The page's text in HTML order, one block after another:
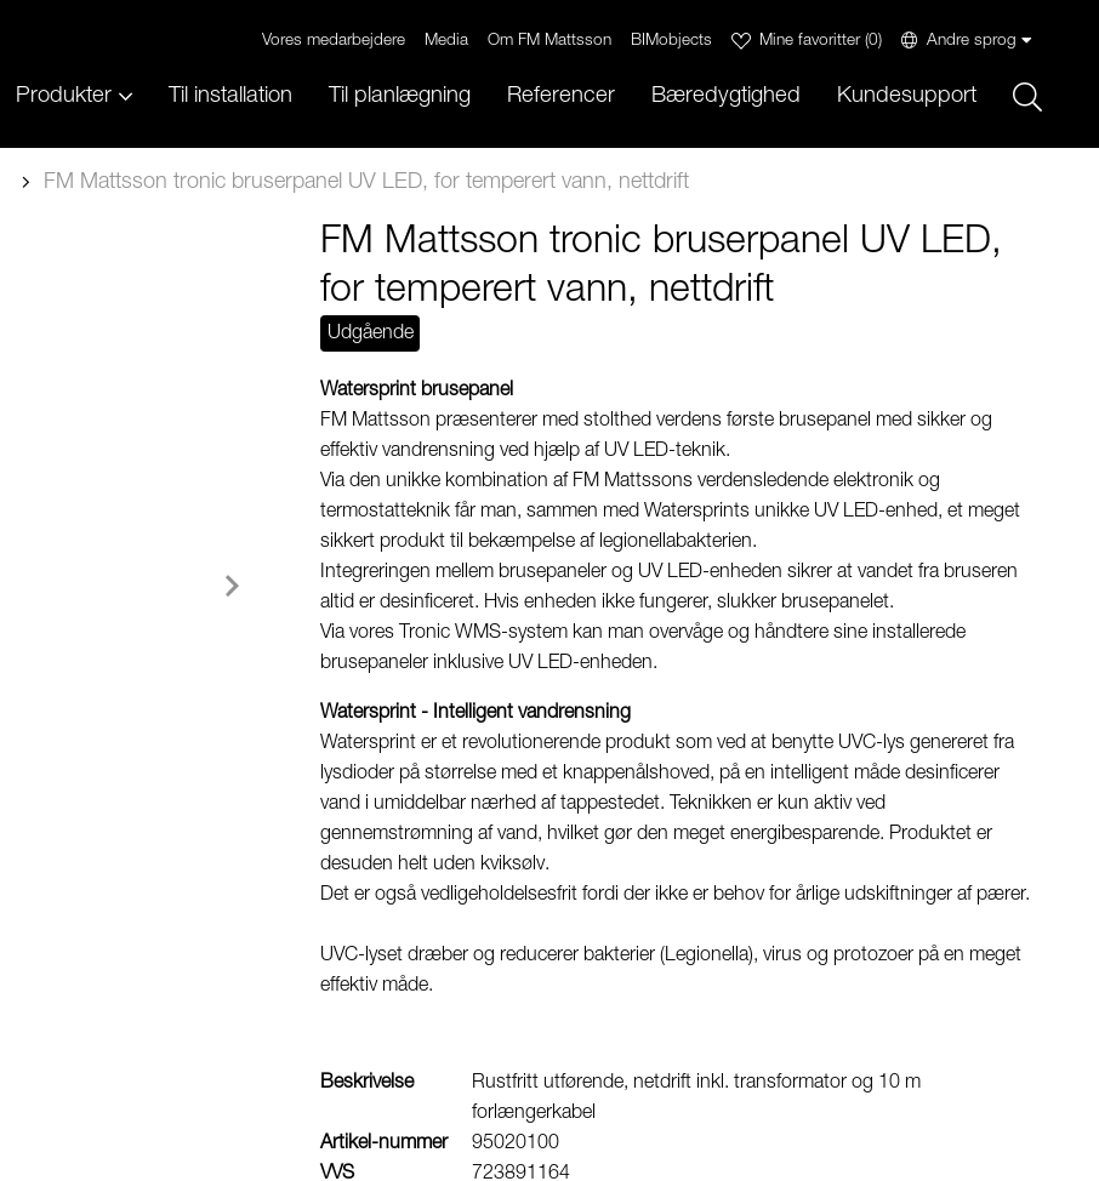
Vores medarbejdere Media Om FM Mattsson BIMobjects Mine favoritter(0) Andre sprog
Produkter Til installation Til planlægning Referencer Bæredygtighed Kundesupport
FM Mattsson tronic bruserpanel UV LED, for temperert vann, nettdrift
FM Mattsson tronic bruserpanel UV LED,
for temperert vann, nettdrift
Udgående
Watersprint brusepanel
FM Mattsson præsenterer med stolthed verdens første brusepanel med sikker og
effektiv vandrensning ved hjælp af UV LED-teknik.
Via den unikke kombination af FM Mattssons verdensledende elektronik og
termostatteknik får man, sammen med Watersprints unikke UV LED-enhed, et meget
sikkert produkt til bekæmpelse af legionellabakterien.
Integreringen mellem brusepaneler og UV LED-enheden sikrer at vandet fra bruseren
altid er desinficeret. Hvis enheden ikke fungerer, slukker brusepanelet.
Via vores Tronic WMS-system kan man overvåge og håndtere sine installerede
brusepaneler inklusive UV LED-enheden.
Watersprint - Intelligent vandrensning
Watersprint er et revolutionerende produkt som ved at benytte UVC-lys genereret fra
lysdioder på størrelse med et knappenålshoved, på en intelligent måde desinficerer
vand i umiddelbar nærhed af tappestedet. Teknikken er kun aktiv ved
gennemstrømning af vand, hvilket gør den meget energibesparende. Produktet er
desuden helt uden kviksølv.
Det er også vedligeholdelsesfrit fordi der ikke er behov for årlige udskiftninger af pærer.
UVC-lyset dræber og reducerer bakterier (Legionella), virus og protozoer på en meget
effektiv måde.
Beskrivelse
Rustfritt utførende, netdrift inkl. transformator og 10 m
forlængerkabel
Artikel-nummer
95020100
VVS
723891164